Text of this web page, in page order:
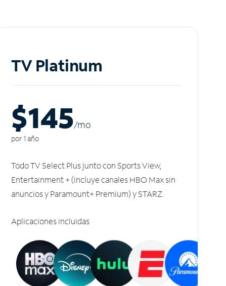
TV Platinum
$145/mo
por 1 año
Todo TV Select Plus junto con Sports View,
Entertainment + (incluye canales HBO Max sin
anuncios y Paramount+ Premium) y STARZ.
Aplicaciones incluidas